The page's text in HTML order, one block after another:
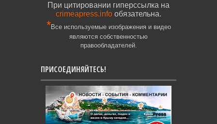
При цитировании гиперссылка на
crimeapress.info обязательна.
*Все используемые изображения и видео
являются собственностью
правообладателей.
ПРИСОЕДИНЯЙТЕСЬ!